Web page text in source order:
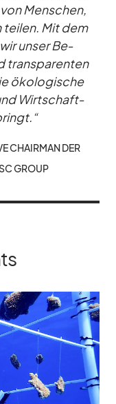
Men­schen,
tei­len. Mit dem
un­ser Be­
trans­pa­ren­ten
öko­lo­gi­sche
Wirt­schaft­
CHAIR­MAN DER
GROUP